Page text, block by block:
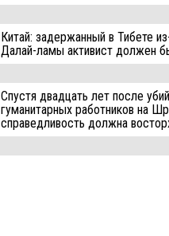
Китай: задержанный в Тибете
Далай-ламы активист должен
Спустя двадцать лет после
гуманитарных работников на
справедливость должна